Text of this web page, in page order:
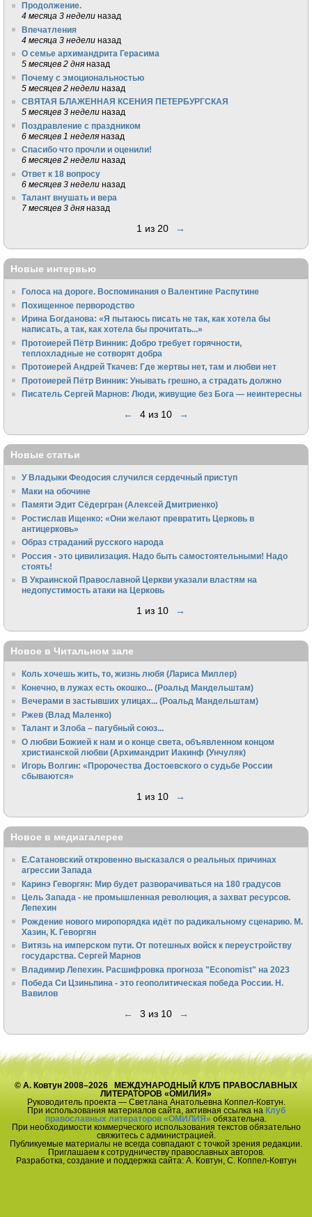
Продолжение.
4 месяца 3 недели назад
Впечатления
4 месяца 3 недели назад
О семье архимандрита Герасима
5 месяцев 2 дня назад
Почему с эмоциональностью
5 месяцев 2 недели назад
СВЯТАЯ БЛАЖЕННАЯ КСЕНИЯ ПЕТЕРБУРГСКАЯ
5 месяцев 3 недели назад
Поздравление с праздником
6 месяцев 1 неделя назад
Спасибо что прочли и оценили!
6 месяцев 2 недели назад
Ответ к 18 вопросу
6 месяцев 3 недели назад
Талант внушать и вера
7 месяцев 3 дня назад
1 из 20 →
Новые интервью
Голоса на дороге. Воспоминания о Валентине Распутине
Похищенное первородство
Ирина Богданова: «Я пытаюсь писать не так, как хотела бы
написать, а так, как хотела бы прочитать...»
Протоиерей Пётр Винник: Добро требует горячности,
теплохладные не сотворят добра
Протоиерей Андрей Ткачев: Где жертвы нет, там и любви нет
Протоиерей Пётр Винник: Унывать грешно, а страдать должно
Писатель Сергей Марнов: Люди, живущие без Бога — неинтересны
← 4 из 10 →
Новые статьи
У Владыки Феодосия случился сердечный приступ
Маки на обочине
Памяти Эдит Сёдергран (Алексей Дмитриенко)
Ростислав Ищенко: «Они желают превратить Церковь в
антицерковь»
Образ страданий русского народа
Россия - это цивилизация. Надо быть самостоятельными! Надо
стоять!
В Украинской Православной Церкви указали властям на
недопустимость атаки на Церковь
1 из 10 →
Новое в Читальном зале
Коль хочешь жить, то, жизнь любя (Лариса Миллер)
Конечно, в лужах есть окошко... (Роальд Мандельштам)
Вечерами в застывших улицах... (Роальд Мандельштам)
Ржев (Влад Маленко)
Талант и Злоба – пагубный союз...
О любви Божией к нам и о конце света, объявленном концом
христианской любви (Архимандрит Иакинф (Унчуляк)
Игорь Волгин: «Пророчества Достоевского о судьбе России
сбываются»
1 из 10 →
Новое в медиагалерее
Е.Сатановский откровенно высказался о реальных причинах
агрессии Запада
Каринэ Геворгян: Мир будет разворачиваться на 180 градусов
Цель Запада - не промышленная революция, а захват ресурсов.
Лепехин
Рождение нового миропорядка идёт по радикальному сценарию. М.
Хазин, К. Геворгян
Витязь на имперском пути. От потешных войск к переустройству
государства. Сергей Марнов
Владимир Лепехин. Расшифровка прогноза "Economist" на 2023
Победа Си Цзиньпина - это геополитическая победа России. Н.
Вавилов
← 3 из 10 →
© А. Ковтун 2008–2026 МЕЖДУНАРОДНЫЙ КЛУБ ПРАВОСЛАВНЫХ
ЛИТЕРАТОРОВ «ОМИЛИЯ»
Руководитель проекта — Светлана Анатольевна Коппел-Ковтун.
При использования материалов сайта, активная ссылка на Клуб
православных литераторов «ОМИЛИЯ» обязательна.
При необходимости коммерческого использования текстов обязательно
свяжитесь с администрацией.
Публикуемые материалы не всегда совпадают с точкой зрения редакции.
Приглашаем к сотрудничеству православных авторов.
Разработка, создание и поддержка сайта: А. Ковтун, С. Коппел-Ковтун